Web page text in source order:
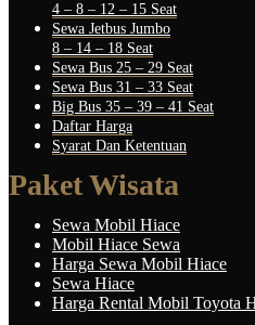
4 – 8 – 12 – 15 Seat
Sewa Jetbus Jumbo
8 – 14 – 18 Seat
Sewa Bus 25 – 29 Seat
Sewa Bus 31 – 33 Seat
Big Bus 35 – 39 – 41 Seat
Daftar Harga
Syarat Dan Ketentuan
Paket Wisata
Sewa Mobil Hiace
Mobil Hiace Sewa
Harga Sewa Mobil Hiace
Sewa Hiace
Harga Rental Mobil Toyota